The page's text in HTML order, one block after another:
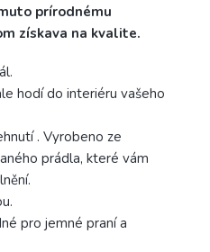
prírodnému
získava na kvalite.
hodí do interiéru vašeho
. Vyrobeno ze
prádla, které vám
pro jemné praní a